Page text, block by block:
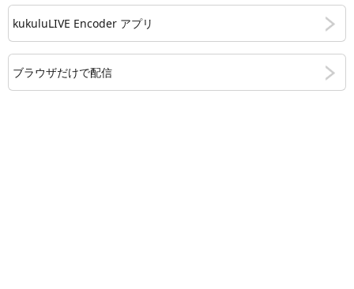
kukuluLIVE Encoder アプリ
ブラウザだけで配信